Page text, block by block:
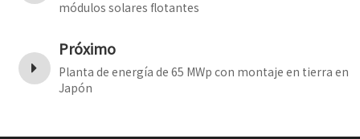
módulos solares flotantes
Próximo
Planta de energía de 65 MWp con montaje en tierra en
Japón